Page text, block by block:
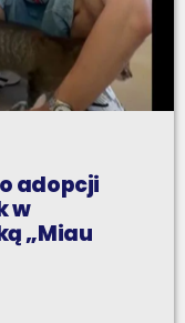
adopcji
w
„Miau